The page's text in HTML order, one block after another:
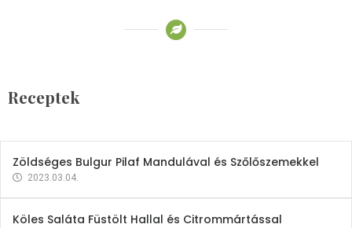
Receptek
2023.03.06.
Zöldséges Bulgur Pilaf Mandulával és Szőlőszemekkel
2023.03.04.
Köles Saláta Füstölt Hallal és Citrommártással